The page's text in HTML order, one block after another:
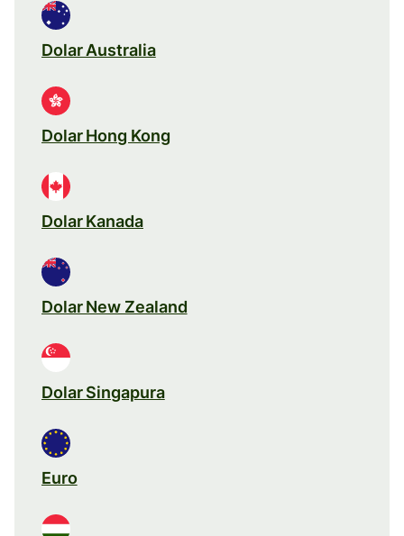
Dolar Australia
Dolar Hong Kong
Dolar Kanada
Dolar New Zealand
Dolar Singapura
Euro